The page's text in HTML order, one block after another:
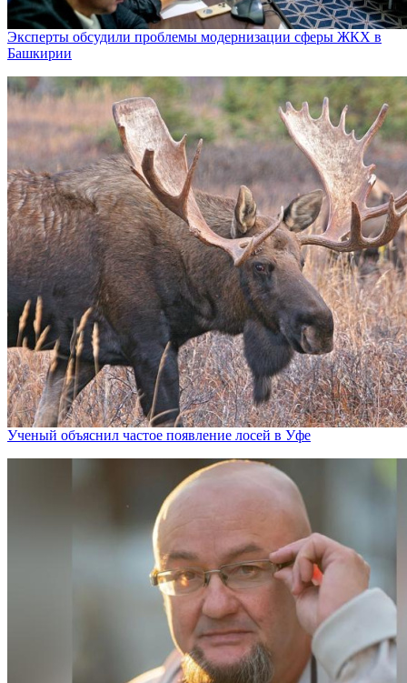
Эксперты обсудили проблемы модернизации сферы ЖКХ в
Башкирии
Ученый объяснил частое появление лосей в Уфе